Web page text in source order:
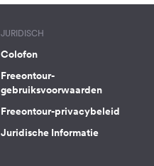
JURIDISCH
Colofon
Freeontour-
gebruiksvoorwaarden
Freeontour-privacybeleid
Juridische Informatie